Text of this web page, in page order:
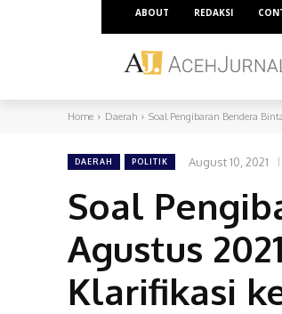
ABOUT REDAKSI
Home Daerah Soal Pengibaran Bendera
DAERAH POLITIK August 10, 2021
Soal
Agustus
Klarifikasi